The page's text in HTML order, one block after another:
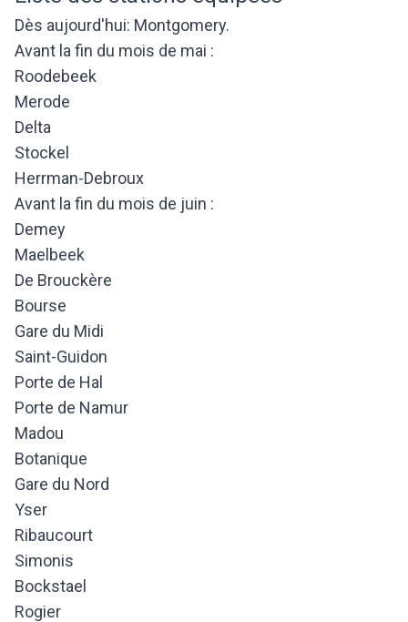
Dès aujourd'hui: Montgomery.
Avant la fin du mois de mai :
Roodebeek
Merode
Delta
Stockel
Herrman-Debroux
Avant la fin du mois de juin :
Demey
Maelbeek
De Brouckère
Bourse
Gare du Midi
Saint-Guidon
Porte de Hal
Porte de Namur
Madou
Botanique
Gare du Nord
Yser
Ribaucourt
Simonis
Bockstael
Rogier